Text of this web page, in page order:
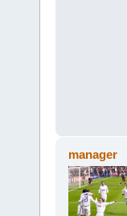
manager